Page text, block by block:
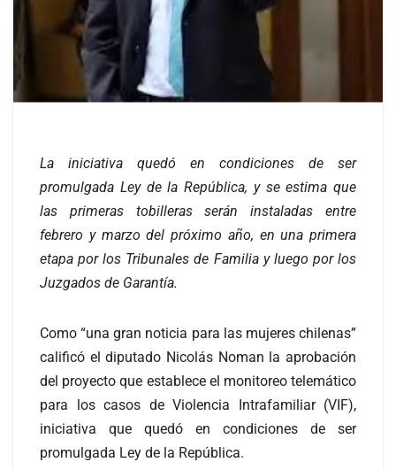
La iniciativa quedó en condiciones de ser
promulgada Ley de la República, y se estima que
las primeras tobilleras serán instaladas entre
febrero y marzo del próximo año, en una primera
etapa por los Tribunales de Familia y luego por los
Juzgados de Garantía.
Como “una gran noticia para las mujeres chilenas”
calificó el diputado Nicolás Noman la aprobación
del proyecto que establece el monitoreo telemático
para los casos de Violencia Intrafamiliar (VIF),
iniciativa que quedó en condiciones de ser
promulgada Ley de la República.